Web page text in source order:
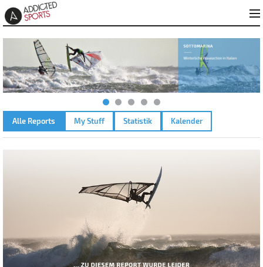
Alle Reports My Stuff Statistik Kalender